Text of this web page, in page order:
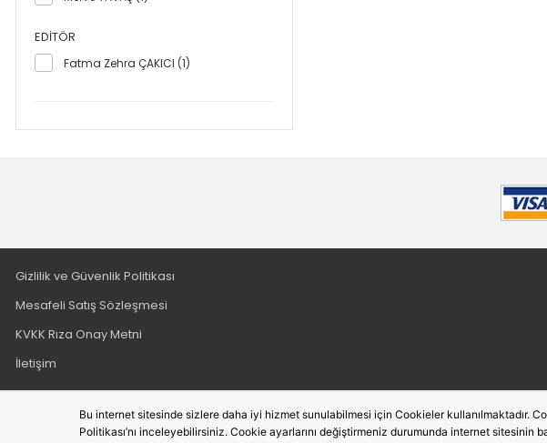
Mutlu UYGUN (1)
Serkan MERTYÜREK (1)
EDITÖR
Fatma Zehra ÇAKICI (1)
Gizlilik ve Güvenlik Politikası
Mesafeli Satış Sözleşmesi
KVKK Rıza Onay Metni
İletişim
Bu site,PobolEti®
Bu internet sitesinde sizlere daha iyi hizmet sunulabilmesi için Cookieler kullanılmaktadır.
Politikası’nı inceleyebilirsiniz. Cookie ayarlarını değiştirmeniz durumunda internet